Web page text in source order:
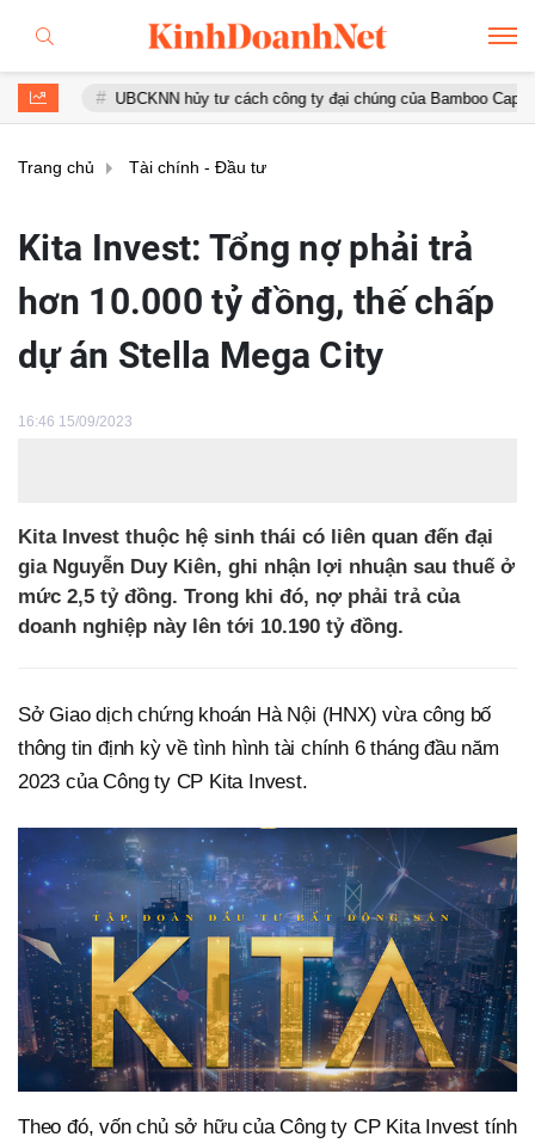
UBCKNN hủy tư cách công ty đại chúng của Bamboo Capital và BCG
Trang chủ Tài chính - Đầu tư
Kita Invest: Tổng nợ phải trả
hơn 10.000 tỷ đồng, thế chấp
dự án Stella Mega City
16:46 15/09/2023
Kita Invest thuộc hệ sinh thái có liên quan đến đại
gia Nguyễn Duy Kiên, ghi nhận lợi nhuận sau thuế ở
mức 2,5 tỷ đồng. Trong khi đó, nợ phải trả của
doanh nghiệp này lên tới 10.190 tỷ đồng.
Sở Giao dịch chứng khoán Hà Nội (HNX) vừa công bố
thông tin định kỳ về tình hình tài chính 6 tháng đầu năm
2023 của Công ty CP Kita Invest.
Theo đó, vốn chủ sở hữu của Công ty CP Kita Invest tính